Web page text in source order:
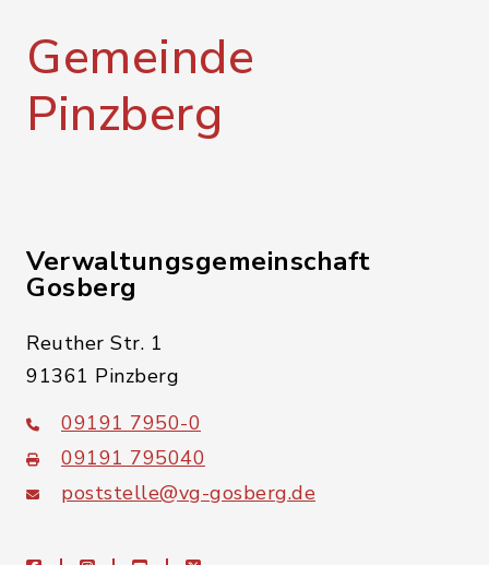
Gemeinde
Pinzberg
Verwaltungsgemeinschaft
Gosberg
Reuther Str. 1
91361 Pinzberg
09191 7950-0
09191 795040
poststelle@vg-gosberg.de